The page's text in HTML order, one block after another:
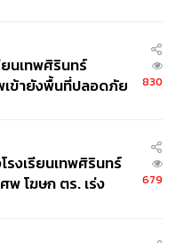
ชั่น จำกัด
- AI)
ยนเทพศิรินทร์
ข้ายังพื้นที่ปลอดภัย
830
รงเรียนเทพศิรินทร์
โฆษก ตร. เร่ง
679